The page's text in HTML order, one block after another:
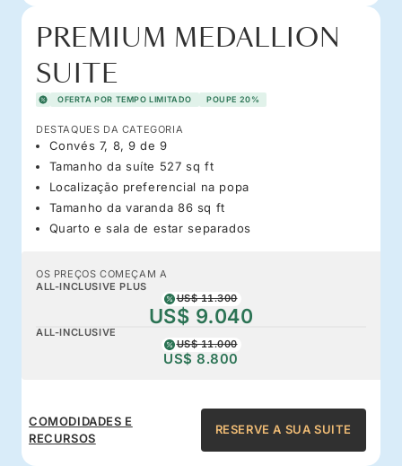
PREMIUM MEDALLION
SUITE
OFERTA POR TEMPO LIMITADO POUPE 20%
DESTAQUES DA CATEGORIA
Convés 7, 8, 9 de 9
Tamanho da suíte 527 sq ft
Localização preferencial na popa
Tamanho da varanda 86 sq ft
Quarto e sala de estar separados
OS PREÇOS COMEÇAM A
ALL-INCLUSIVE PLUS
US$ 11.300
US$ 9.040
ALL-INCLUSIVE
US$ 11.000
US$ 8.800
COMODIDADES E
RECURSOS
RESERVE A SUA SUITE